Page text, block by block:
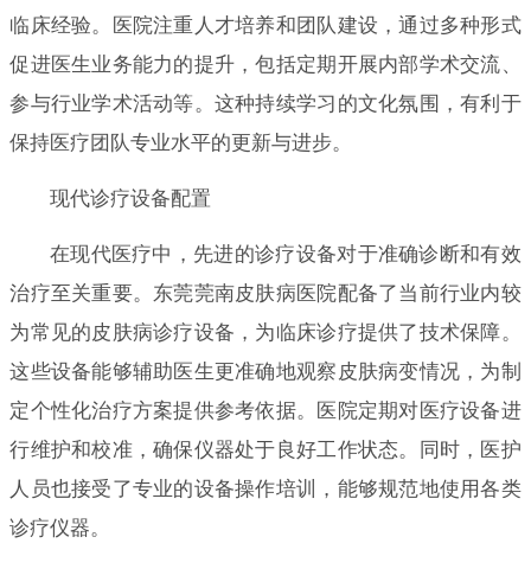
临床经验。医院注重人才培养和团队建设，通过多种形式
促进医生业务能力的提升，包括定期开展内部学术交流、
参与行业学术活动等。这种持续学习的文化氛围，有利于
保持医疗团队专业水平的更新与进步。
现代诊疗设备配置
在现代医疗中，先进的诊疗设备对于准确诊断和有效
治疗至关重要。东莞莞南皮肤病医院配备了当前行业内较
为常见的皮肤病诊疗设备，为临床诊疗提供了技术保障。
这些设备能够辅助医生更准确地观察皮肤病变情况，为制
定个性化治疗方案提供参考依据。医院定期对医疗设备进
行维护和校准，确保仪器处于良好工作状态。同时，医护
人员也接受了专业的设备操作培训，能够规范地使用各类
诊疗仪器。